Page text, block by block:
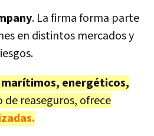
. La firma forma parte
en distintos mercados y
energéticos,
de reaseguros, ofrece